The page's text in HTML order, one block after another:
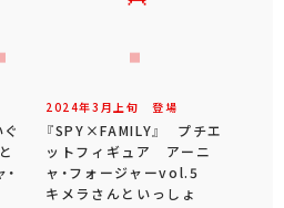
2024年3 月 上旬 登場
『SPY×FAMILY』 プチエ
ットフィギュア アーニ
ャ・フォージャーvol.5
キメラさんといっしょ